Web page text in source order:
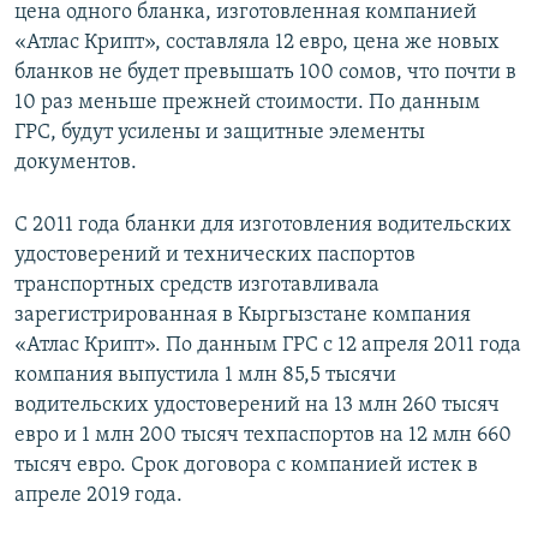
цена одного бланка, изготовленная компанией
«Атлас Крипт», составляла 12 евро, цена же новых
бланков не будет превышать 100 сомов, что почти в
10 раз меньше прежней стоимости. По данным
ГРС, будут усилены и защитные элементы
документов.
С 2011 года бланки для изготовления водительских
удостоверений и технических паспортов
транспортных средств изготавливала
зарегистрированная в Кыргызстане компания
«Атлас Крипт». По данным ГРС с 12 апреля 2011 года
компания выпустила 1 млн 85,5 тысячи
водительских удостоверений на 13 млн 260 тысяч
евро и 1 млн 200 тысяч техпаспортов на 12 млн 660
тысяч евро. Срок договора с компанией истек в
апреле 2019 года.